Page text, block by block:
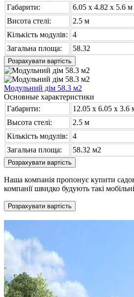
Габарити:
6.05 х 4.82 x 5.6 м
Висота стелі:
2.5 м
Кількість модулів:
4
Загальна площа:
58.32
Розрахувати вартість
Модульний дім 58.3 м2
Основные характеристики
Габарити:
12.05 х 6.05 x 3.6
Высота стелі:
2.5 м
Кількість модулів:
4
Загальна площа:
58.32 м2
Розрахувати вартість
Наша компанія пропонує купити
компанії швидко будують такі
Розрахувати вартість